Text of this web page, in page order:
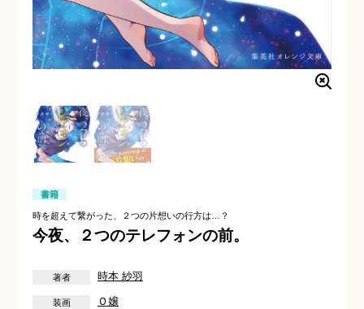
書籍
時を超えて繋がった、２つの片想いの行方は…？
今夜、２つのテレフォンの前。
時本 紗羽
Ｏ嬢